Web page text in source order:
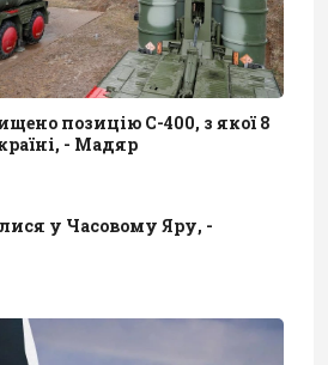
позицію С-400, з якої 8
- Мадяр
у Часовому Яру, -